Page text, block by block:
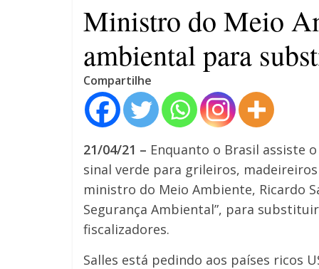
Ministro do Meio
ambiental para
Compartilhe
21/04/21 – Enquanto o Brasil assiste
sinal verde para grileiros,
ministro do Meio Ambiente, Ricardo
Segurança Ambiental”, para
fiscalizadores.
Salles está pedindo aos países ricos